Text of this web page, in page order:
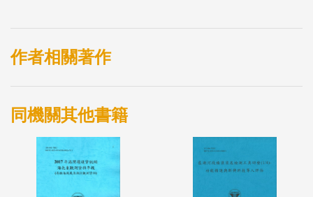
作者相關著作
同機關其他書籍